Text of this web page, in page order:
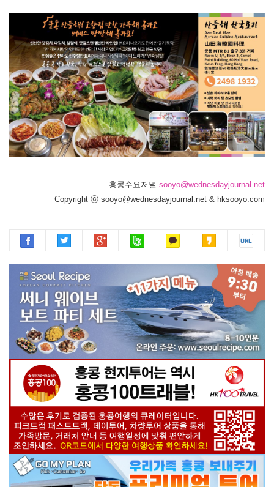
홍콩수요저널 sooyo@wednesdayjournal.net
Copyright ⓒ sooyo@wednesdayjournal.net & hksooyo.com